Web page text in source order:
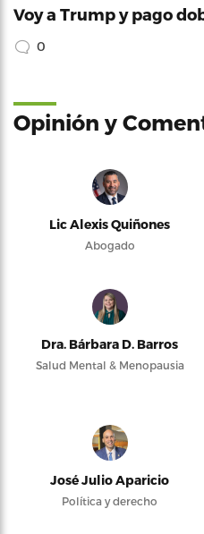
Voy a Trump y pago
0
Opinión y
Lic Alexis Quiñones
Abogado
Dra. Bárbara D. Barros
Salud Mental & Menopausia
José Julio Aparicio
Política y derecho